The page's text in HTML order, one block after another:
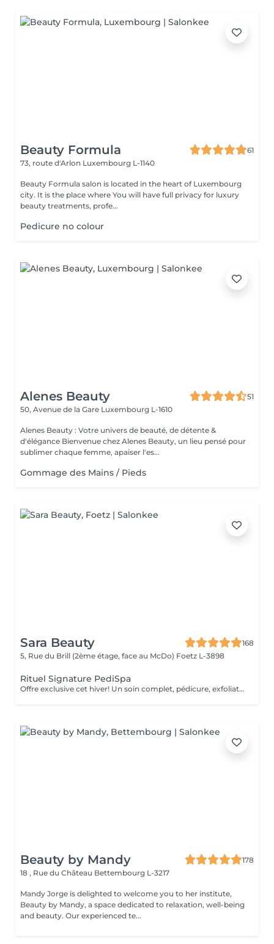
Beauty Formula
61
73, route d'Arlon Luxembourg L-1140
Beauty Formula salon is located in the heart of Luxembourg
city. It is the place where You will have full privacy for luxury
beauty treatments, profe...
Pedicure no colour
Alenes Beauty
51
50, Avenue de la Gare Luxembourg L-1610
Alenes Beauty : Votre univers de beauté, de détente &
d'élégance Bienvenue chez Alenes Beauty, un lieu pensé pour
sublimer chaque femme, apaiser l'es...
Gommage des Mains / Pieds
Sara Beauty
168
5, Rue du Brill (2ème étage, face au McDo) Foetz L-3898
Rituel Signature PediSpa
Offre exclusive cet hiver! Un soin complet, pédicure, exfoliation et masque nourrissant et bain à remous pour une douceur absolue. Un moment cocooning, réconfortant, idéal pour l'hiver. La version avec pause de semi permanent pour des pieds soignés est éclatant tout l'hiver
Beauty by Mandy
178
18 , Rue du Château Bettembourg L-3217
Mandy Jorge is delighted to welcome you to her institute,
Beauty by Mandy, a space dedicated to relaxation, well-being
and beauty. Our experienced te...